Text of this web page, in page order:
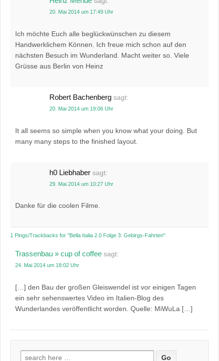
20. Mai 2014 um 17:49 Uhr
Ich möchte Euch alle beglückwünschen zu diesem
Handwerklichem Können. Ich freue mich schon auf den
nächsten Besuch im Wunderland. Macht weiter so. Viele
Grüsse aus Berlin von Heinz
Robert Bachenberg sagt:
20. Mai 2014 um 19:06 Uhr
It all seems so simple when you know what your doing. But
many many steps to the finished layout.
h0 Liebhaber sagt:
29. Mai 2014 um 10:27 Uhr
Danke für die coolen Filme.
1 Pings/Trackbacks for "Bella Italia 2.0 Folge 3: Gebirgs-Fahrten"
Trassenbau » cup of coffee sagt:
24. Mai 2014 um 18:02 Uhr
[…] den Bau der großen Gleiswendel ist vor einigen Tagen
ein sehr sehenswertes Video im Italien-Blog des
Wunderlandes veröffentlicht worden. Quelle: MiWuLa […]
Suchen